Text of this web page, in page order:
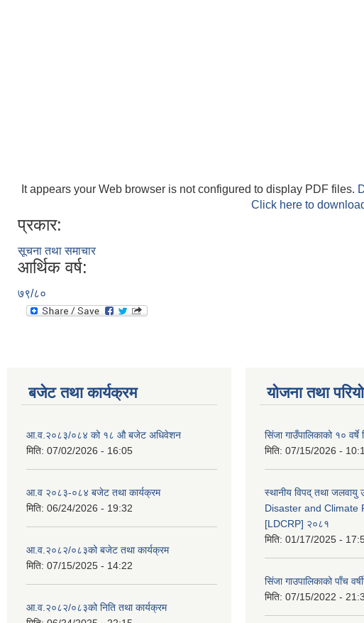
It appears your Web browser is not configured to display PDF files.
Click here to
प्रकार:
सूचना तथा समाचार
आर्थिक वर्ष:
७९/८०
बजेट तथा कार्यक्रम
आ.व.२०८३/०८४ को १८ ‍औ बजेट अधिवेशन
मिति: 07/02/2026 - 16:05
आ.व २०८३-०८४ बजेट तथा कार्यक्रम
मिति: 06/24/2026 - 19:32
आ.व.२०८२/०८३को बजेट तथा कार्यक्रम
मिति: 07/15/2025 - 14:22
आ.व.२०८२/०८३को निति तथा कार्यक्रम
योजना तथा
सिंजा गाउँपालिकाको १० वर्षे
मिति: 07/15/2026 -
स्थानीय विपद् तथा जलवायु
Disaster and Climate
[LDCRP] २०८१
मिति: 01/17/2025 -
सिंजा गाउपालिकाको पाँच
मिति: 07/15/2022 -